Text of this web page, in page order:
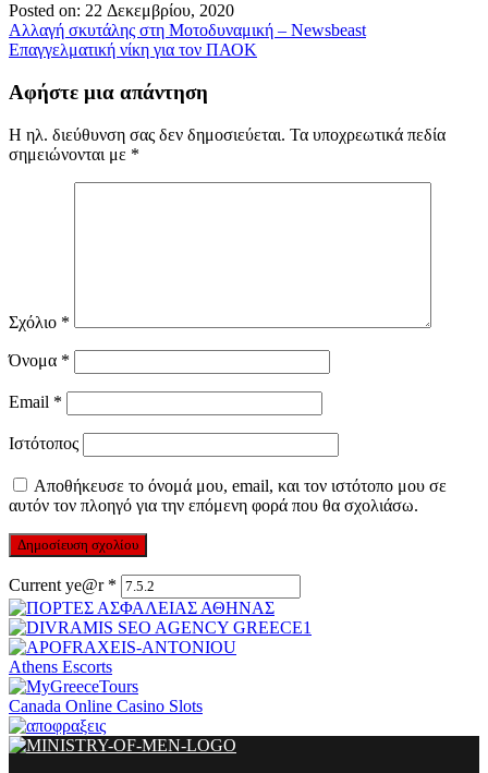
Posted on: 22 Δεκεμβρίου, 2020
Πλοήγηση
άρθρων
Αλλαγή σκυτάλης στη Mοτοδυναμική – Newsbeast
Επαγγελματική νίκη για τον ΠΑΟΚ
Αφήστε μια απάντηση
Η ηλ. διεύθυνση σας δεν δημοσιεύεται. Τα υποχρεωτικά πεδία
σημειώνονται με *
Σχόλιο *
Όνομα *
Email *
Ιστότοπος
Αποθήκευσε το όνομά μου, email, και τον ιστότοπο μου σε
αυτόν τον πλοηγό για την επόμενη φορά που θα σχολιάσω.
Current ye@r *
Athens Escorts
Canada Online Casino Slots